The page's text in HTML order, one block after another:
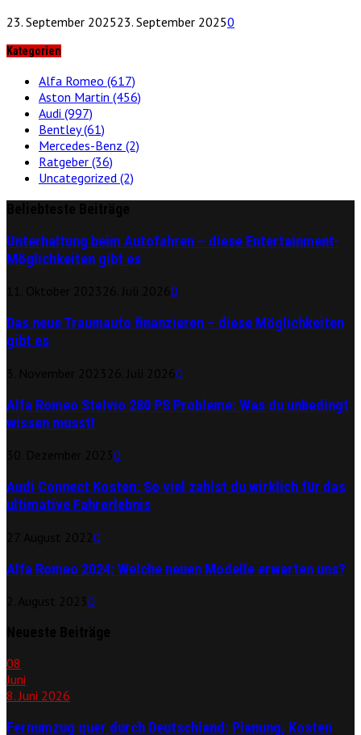
23. September 202523. September 20250
Kategorien
Alfa Romeo (617)
Aston Martin (456)
Audi (997)
Bentley(61)
Mercedes-Benz (2)
Ratgeber (36)
Uncategorized (2)
Unterhaltung beim Autofahren – diese Entertainment-
Möglichkeiten gibt es
0
Das neue Traumauto finanzieren – diese Möglichkeiten
gibt es
0
Alfa Romeo Stelvio 280 PS Probleme: Was du unbedingt
wissen musst!
0
Audi Connect Kosten: So viel zahlst du wirklich für das
ultimative Fahrerlebnis
0
Alfa Romeo 2024: Welche neuen Modelle erwarten uns?
0
08
Juni
8. Juni 2026
Fernumzug quer durch Deutschland: Planung, Kosten